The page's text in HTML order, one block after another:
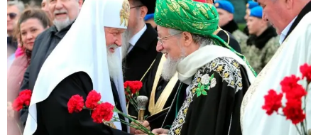
ОБЩЕСТВО
КУЛЬТУРА
НАУКА
СПОРТ